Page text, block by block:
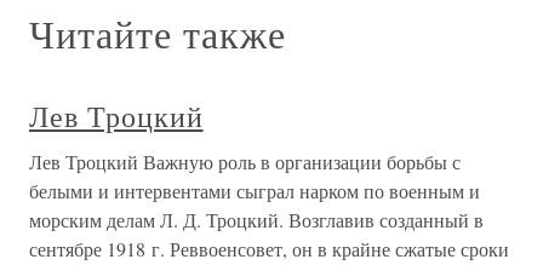
Читайте также
Лев Троцкий
Лев Троцкий Важную роль в организации борьбы с
белыми и интервентами сыграл нарком по военным и
морским делам Л. Д. Троцкий. Возглавив созданный в
сентябре 1918 г. Реввоенсовет, он в крайне сжатые сроки